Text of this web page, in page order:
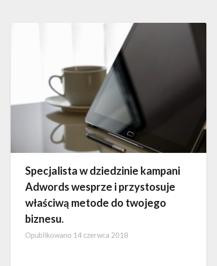
Specjalista w dziedzinie kampani
Adwords wesprze i przystosuje
właściwą metode do twojego
biznesu.
Opublikowano 14 czerwca 2018